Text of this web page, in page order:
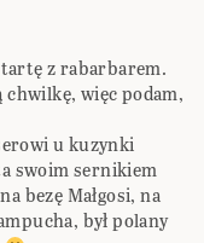
tartę z rabarbarem.
chwilkę, więc podam,
u kuzynki
swoim sernikiem
bezę Małgosi, na
był polany